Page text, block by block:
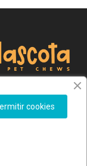
cookies